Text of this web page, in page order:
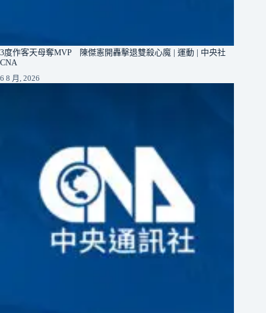
3度作客天母奪MVP 陳傑憲開轟擊退雙殺心魔 | 運動 | 中央社
CNA
6 8 月, 2026